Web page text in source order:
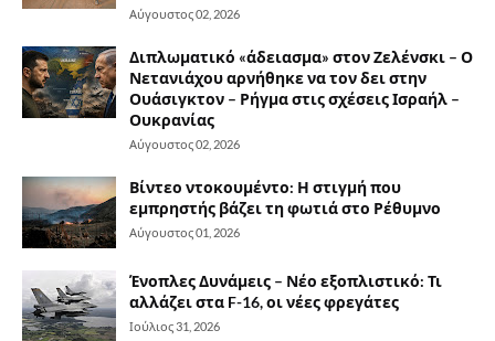
Αύγουστος 02, 2026
Διπλωματικό «άδειασμα» στον Ζελένσκι – Ο
Νετανιάχου αρνήθηκε να τον δει στην
Ουάσιγκτον – Ρήγμα στις σχέσεις Ισραήλ –
Ουκρανίας
Αύγουστος 02, 2026
Βίντεο ντοκουμέντο: Η στιγμή που
εμπρηστής βάζει τη φωτιά στο Ρέθυμνο
Αύγουστος 01, 2026
Ένοπλες Δυνάμεις – Νέο εξοπλιστικό: Τι
αλλάζει στα F-16, οι νέες φρεγάτες
Ιούλιος 31, 2026